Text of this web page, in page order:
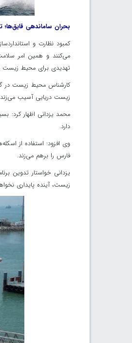
بحران ساماندهی
کمبود نظارت و
می‌کنند و همین امر
تهدیدی برای محیط زیست
کارشناس محیط زیست در
زیست دریایی آسیب
محمد یزدانی اظهار کرد:
دارد.
وی افزود: استفاده از
فارس را برهم می‌زند.
یزدانی خواستار تدوین
زیست، آینده پایداری